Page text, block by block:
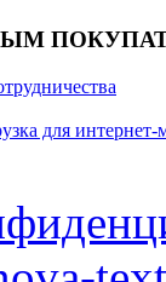
для интернет-